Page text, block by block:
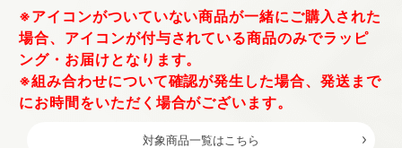
※アイコンがついていない商品が一緒にご購入された
場合、アイコンが付与されている商品のみでラッピ
ング・お届けとなります。
※組み合わせについて確認が発生した場合、発送まで
にお時間をいただく場合がございます。
対象商品一覧はこちら